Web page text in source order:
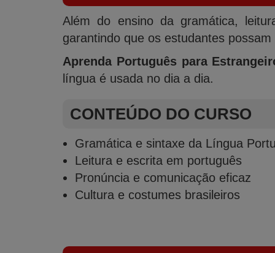
Além do ensino da gramática,
garantindo que os estudantes
Aprenda Português para
língua é usada no dia a dia.
CONTEÚDO DO CURSO
Gramática e sintaxe da Língua
Leitura e escrita em português
Pronúncia e comunicação eficaz
Cultura e costumes brasileiros